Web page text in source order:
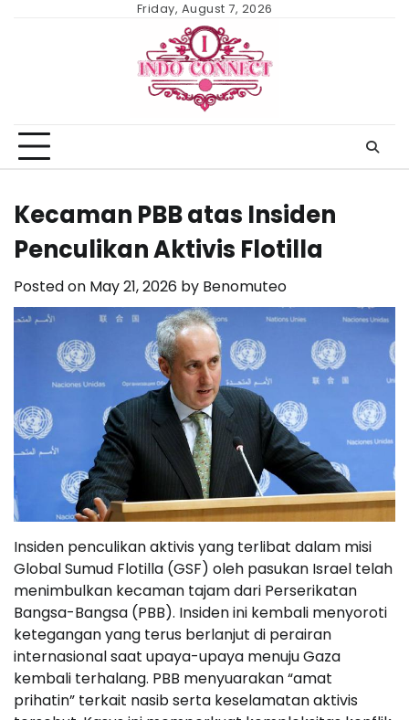
Friday, August 7, 2026
Kecaman PBB atas Insiden
Penculikan Aktivis Flotilla
Posted on May 21, 2026 by Benomuteo
Insiden penculikan aktivis yang terlibat dalam misi
Global Sumud Flotilla (GSF) oleh pasukan Israel telah
menimbulkan kecaman tajam dari Perserikatan
Bangsa-Bangsa (PBB). Insiden ini kembali menyoroti
ketegangan yang terus berlanjut di perairan
internasional saat upaya-upaya menuju Gaza
kembali terhalang. PBB menyuarakan “amat
prihatin” terkait nasib serta keselamatan aktivis